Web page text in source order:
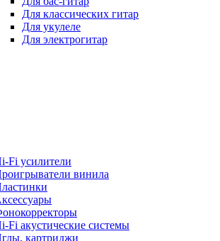
Для классических гитар
Для укулеле
Для электрогитар
Fi усилители
винила
Fi акустические системы
картриджи